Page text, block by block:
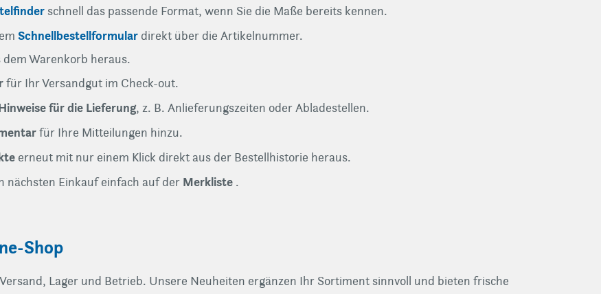
schnell das passende Format, wenn Sie die Maße bereits kennen.
Schnellbestellformular direkt über die Artikelnummer.
Warenkorb heraus.
für Ihr Versandgut im Check-out.
für die Lieferung, z. B. Anlieferungszeiten oder Abladestellen.
für Ihre Mitteilungen hinzu.
erneut mit nur einem Klick direkt aus der Bestellhistorie heraus.
nächsten Einkauf einfach auf der Merkliste .
Shop
Lager und Betrieb. Unsere Neuheiten ergänzen Ihr Sortiment sinnvoll und bieten frische